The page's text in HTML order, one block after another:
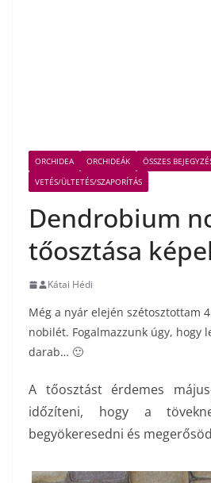
ORCHIDEA ORCHIDEÁK ÖSSZES
VETÉS/ÜLTETÉS/SZAPORÍTÁS
Dendrobium
tőosztása
Kátai Hédi
Még a nyár elején szétosztottam
nobilét. Fogalmazzunk úgy, hogy
darab… 🙂
A tőosztást érdemes
időzíteni, hogy a
begyökeresedni és